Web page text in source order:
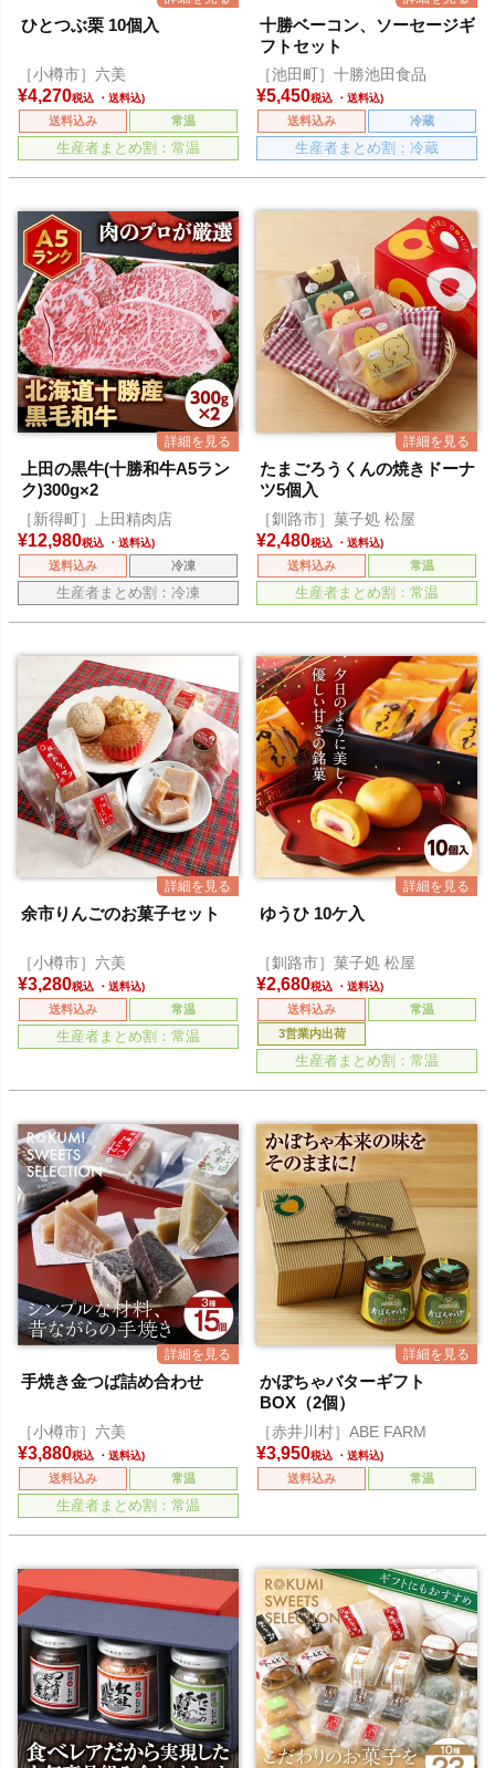
ひとつぶ栗 10個入
［小樽市］六美
¥4,270税込
送料込み 常温
生産者まとめ割：常温
十勝ベーコン、ソーセージギ
フトセット
［池田町］十勝池田食品
¥5,450税込
送料込み 冷蔵
生産者まとめ割：冷蔵
上田の黒牛(十勝和牛A5ラン
ク)300g×2
［新得町］上田精肉店
¥12,980税込
送料込み 冷凍
生産者まとめ割：冷凍
たまごろうくんの焼きドーナ
ツ5個入
［釧路市］菓子処 松屋
¥2,480税込
送料込み 常温
生産者まとめ割：常温
余市りんごのお菓子セット
［小樽市］六美
¥3,280税込
送料込み 常温
生産者まとめ割：常温
ゆうひ 10ケ入
［釧路市］菓子処 松屋
¥2,680税込
送料込み
常温
3営業内出荷
生産者まとめ割：常温
手焼き金つば詰め合わせ
［小樽市］六美
¥3,880税込
送料込み 常温
生産者まとめ割：常温
かぼちゃバターギフト
BOX（2個）
［赤井川村］ABE FARM
¥3,950税込
送料込み 常温